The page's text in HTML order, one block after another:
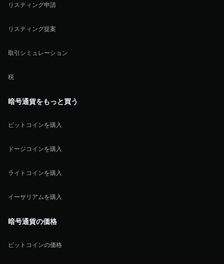
リスティング申請
リスティング提案
取引シミュレーション
税
暗号通貨をもっと買う
ビットコインを購入
ドージコインを購入
ライトコインを購入
イーサリアムを購入
暗号通貨の価格
ビットコインの価格